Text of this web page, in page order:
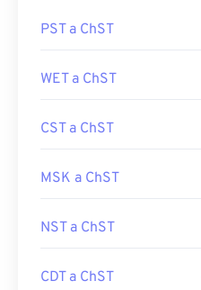
PST a ChST
WET a ChST
CST a ChST
MSK a ChST
NST a ChST
CDT a ChST